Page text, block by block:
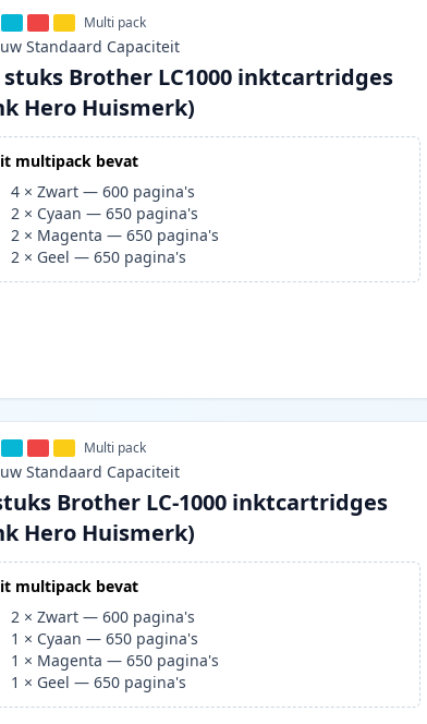
Multi pack
Standaard Capaciteit
stuks Brother LC1000 inktcartridges
Hero Huismerk)
multipack bevat
4 ×Zwart —600 pagina's
2 × Cyaan —650 pagina's
2 × Magenta —650 pagina's
2 × Geel —650 pagina's
Multi pack
Standaard Capaciteit
Brother LC-1000 inktcartridges
Hero Huismerk)
multipack bevat
2 ×Zwart —600 pagina's
1 × Cyaan —650 pagina's
1 × Magenta —650 pagina's
1 × Geel —650 pagina's